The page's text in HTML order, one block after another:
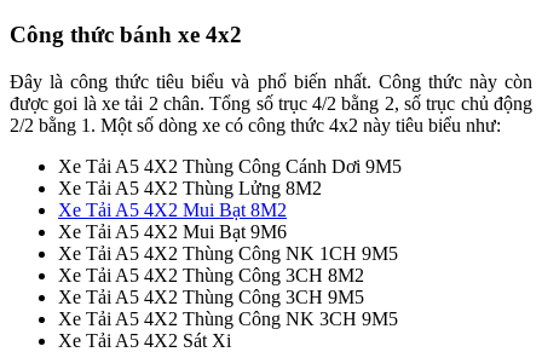
Công thức bánh xe 4x2
Đây là công thức tiêu biểu và phổ biến nhất. Công thức này còn
được goi là xe tải 2 chân. Tổng số trục 4/2 bằng 2, số trục chủ động
2/2 bằng 1. Một số dòng xe có công thức 4x2 này tiêu biểu như:
Xe Tải A5 4X2 Thùng Công Cánh Dơi 9M5
Xe Tải A5 4X2 Thùng Lửng 8M2
Xe Tải A5 4X2 Mui Bạt 8M2
Xe Tải A5 4X2 Mui Bạt 9M6
Xe Tải A5 4X2 Thùng Công NK 1CH 9M5
Xe Tải A5 4X2 Thùng Công 3CH 8M2
Xe Tải A5 4X2 Thùng Công 3CH 9M5
Xe Tải A5 4X2 Thùng Công NK 3CH 9M5
Xe Tải A5 4X2 Sát Xi